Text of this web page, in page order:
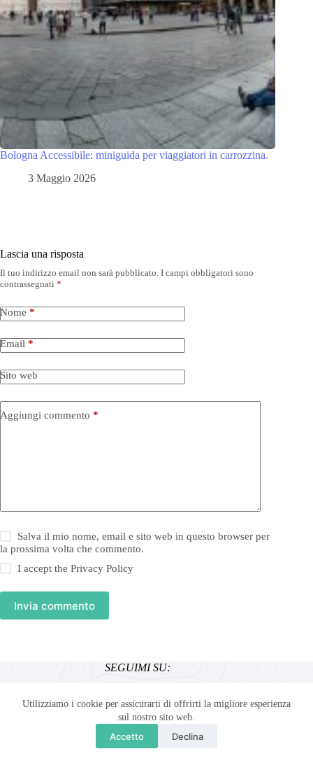
Utilizziamo i cookie per assicurarti di offrirti la migliore esperienza
sul nostro sito web.
Accetto Declina
Bologna Accessibile: miniguida per viaggiatori in carrozzina.
3 Maggio 2026
Lascia una risposta
Il tuo indirizzo email non sarà pubblicato. I campi obbligatori sono
contrassegnati *
Nome *
Email *
Sito web
Aggiungi commento *
Salva il mio nome, email e sito web in questo browser per
la prossima volta che commento.
I accept thePrivacy Policy
Invia commento
SEGUIMI SU: